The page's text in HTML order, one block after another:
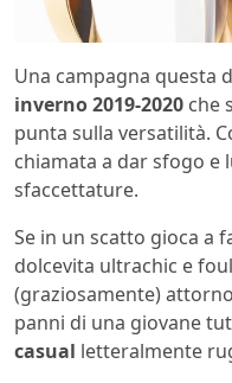
Una campagna questa
inverno 2019-2020 che
punta sulla versatilità.
chiamata a dar sfogo e
sfaccettature.
Se in un scatto gioca a
dolcevita ultrachic e
(graziosamente)
panni di una giovane
casual letteralmente